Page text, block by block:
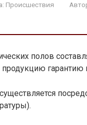
Происшествия
полов
гарантию